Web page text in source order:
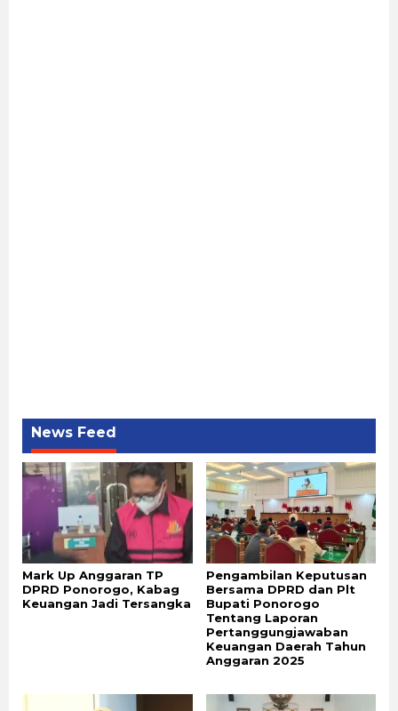
News Feed
Mark Up Anggaran TP
DPRD Ponorogo, Kabag
Keuangan Jadi Tersangka
Pengambilan Keputusan
Bersama DPRD dan Plt
Bupati Ponorogo
Tentang Laporan
Pertanggungjawaban
Keuangan Daerah Tahun
Anggaran 2025